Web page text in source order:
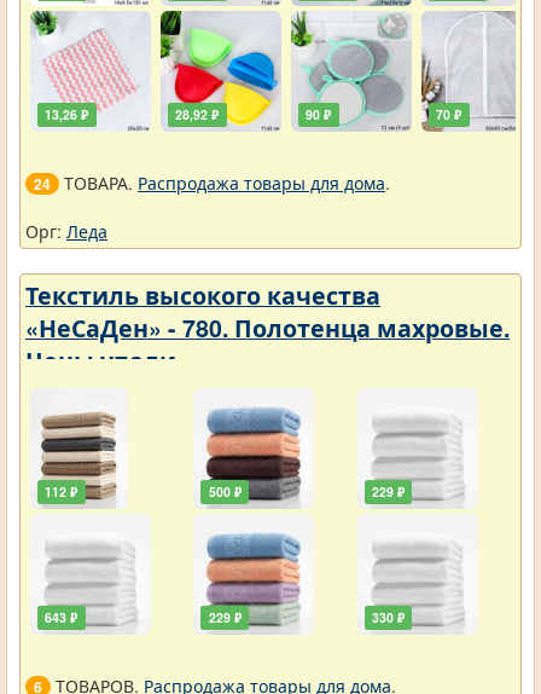
13,26 ₽ 28,92 ₽ 90 ₽ 70 ₽
24 ТОВАРА. Распродажа товары для дома.
Орг: Леда
Текстиль высокого качества
«НеСаДен» - 780. Полотенца махровые.
Цены упали
112 ₽
643 ₽
500 ₽
229 ₽
229 ₽
330 ₽
6 ТОВАРОВ. Распродажа товары для дома.